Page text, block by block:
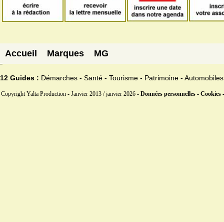
Accueil Marques MG
12 Guides : Démarches - Santé - Tourisme - Patrimoine - Automobiles
Copyright Yalta Production - Janvier 2013 / janvier 2026 - Données personnelles - Cookies